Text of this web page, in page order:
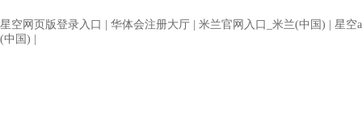
星空网页版登录入口 华体会注册大厅 米兰官网入口_米兰(中国)
星空
(中国)